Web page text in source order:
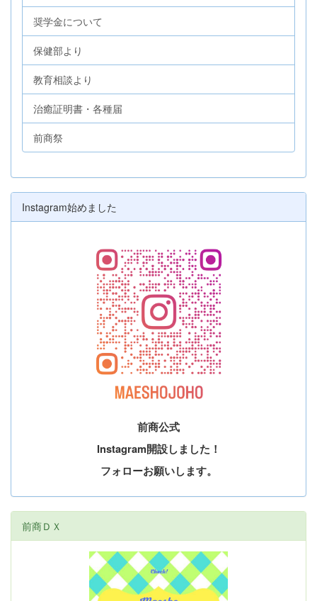
奨学金について
保健部より
教育相談より
治癒証明書・各種届
前商祭
Instagram始めました
前商公式
Instagram開設しました！
フォローお願いします。
前商ＤＸ